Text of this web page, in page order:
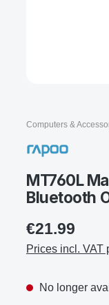
Computers &
MT760L
Bluetooth
€21.99
Prices incl. VAT
No longer